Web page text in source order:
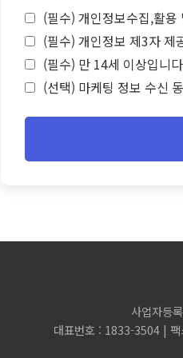
(필수) 개인정보수집,활
(필수) 개인정보 제3자 제
(필수) 만 14세 이상입니다
(선택) 마케팅 정보 수신
사업자등
대표번호 : 1833-3504 |